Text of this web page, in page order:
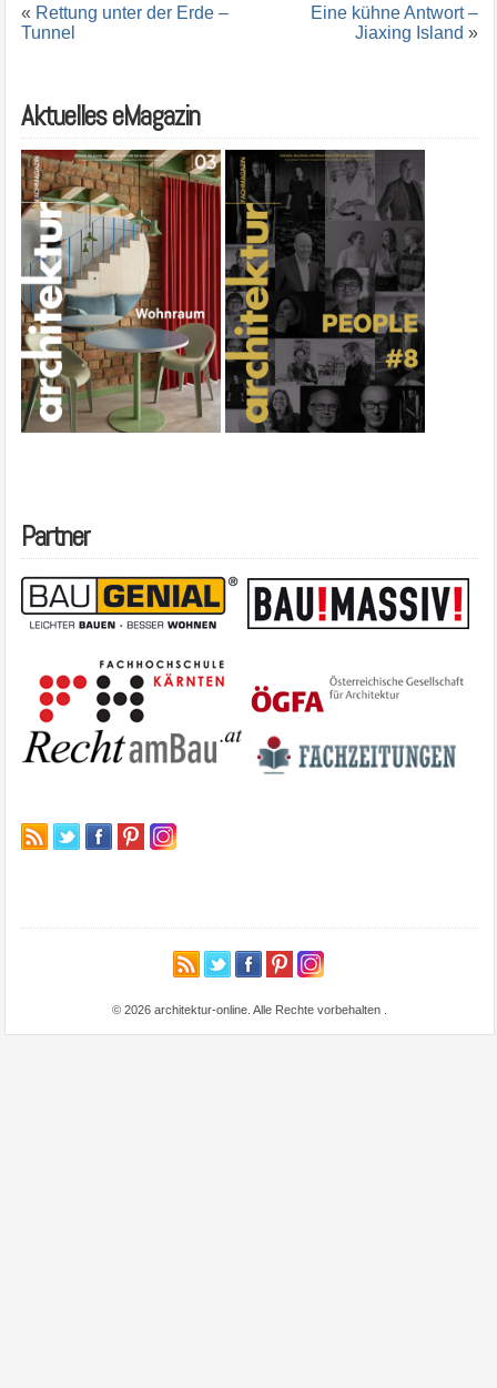
« Rettung unter der Erde –
Tunnel
Eine kühne Antwort –
Jiaxing Island »
Aktuelles eMagazin
Partner
© 2026 architektur-online. Alle Rechte vorbehalten